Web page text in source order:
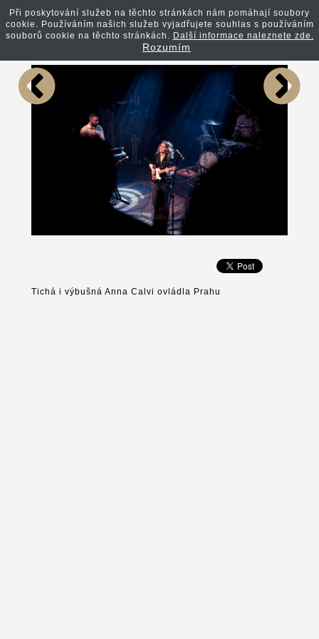
Zpět na článek
Tichá i výbušná Anna Calvi ovládla Prahu
Při poskytování služeb na těchto stránkách nám pomáhají soubory
cookie. Používáním našich služeb vyjadřujete souhlas s používáním
souborů cookie na těchto stránkách. Další informace naleznete zde.
Rozumím